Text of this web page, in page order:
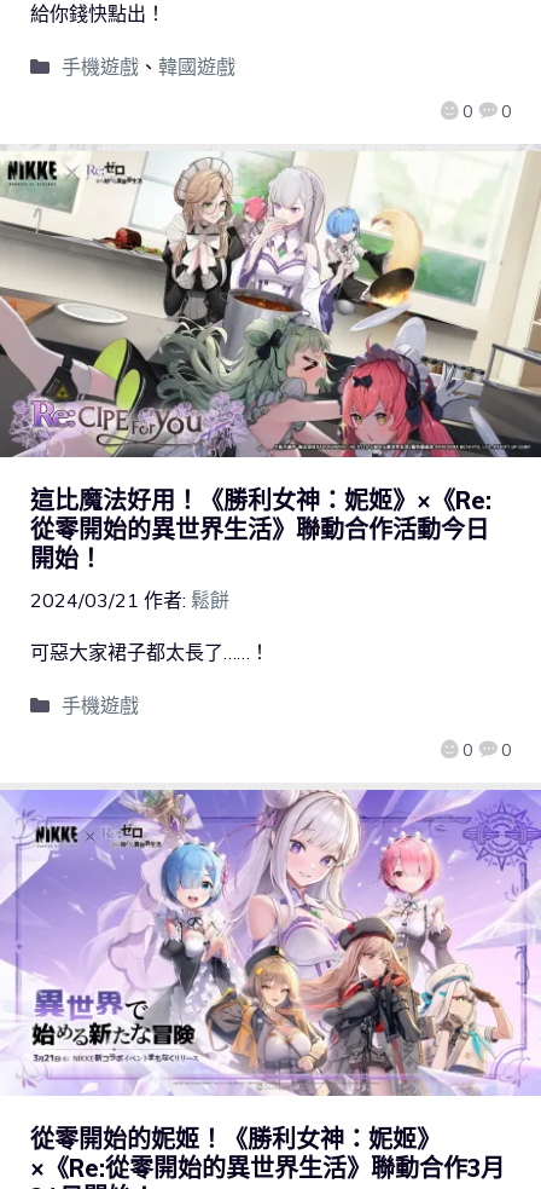
0 0
給你錢快點出！
手機遊戲、 韓國遊戲
這比魔法好用！《勝利女神：妮姬》×《Re:
從零開始的異世界生活》聯動合作活動今日
開始！
2024/03/21 作者: 鬆餅
0 0
可惡大家裙子都太長了……！
手機遊戲
從零開始的妮姬！《勝利女神：妮姬》
×《Re:從零開始的異世界生活》聯動合作3月